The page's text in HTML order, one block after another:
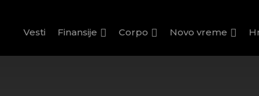
Vesti Finansije Corpo Novo vreme